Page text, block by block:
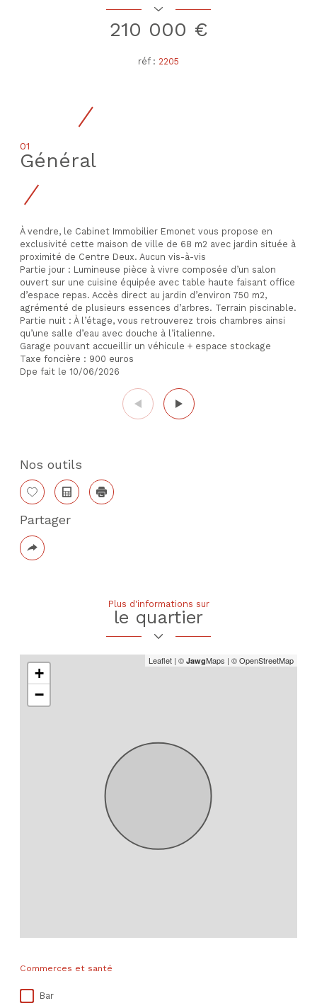
210 000 €
réf : 2205
01
Général
À vendre, le Cabinet Immobilier Emonet vous propose en
exclusivité cette maison de ville de 68 m2 avec jardin située à
proximité de Centre Deux. Aucun vis-à-vis
Partie jour : Lumineuse pièce à vivre composée d’un salon
ouvert sur une cuisine équipée avec table haute faisant office
d’espace repas. Accès direct au jardin d’environ 750 m2,
agrémenté de plusieurs essences d’arbres. Terrain piscinable.
Partie nuit : À l’étage, vous retrouverez trois chambres ainsi
qu’une salle d’eau avec douche à l’italienne.
Garage pouvant accueillir un véhicule + espace stockage
Taxe foncière : 900 euros
Dpe fait le 10/06/2026
Nos outils
Sélectionner
CalculatriceImprimer
Partager
Plus
de
Plus d'informations sur
le quartier
+
−
Leaflet | © JawgMaps | © OpenStreetMap
Commerces et santé
Bar